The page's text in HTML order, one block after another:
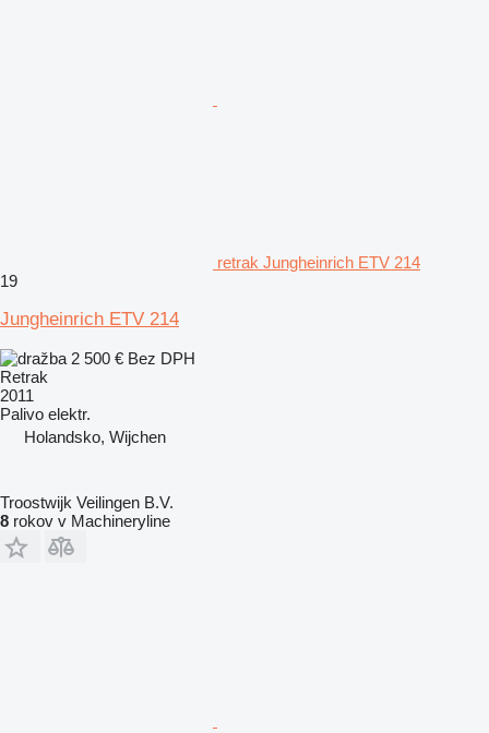
retrak Jungheinrich ETV 214
19
Jungheinrich ETV 214
2 500 € Bez DPH
Retrak
2011
Palivo elektr.
Holandsko, Wijchen
Troostwijk Veilingen B.V.
8 rokov v Machineryline